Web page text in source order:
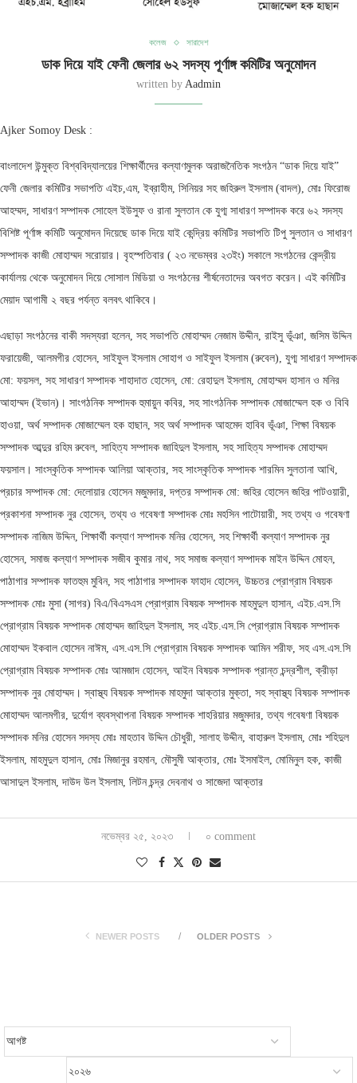
কলেজ সারাদেশ
ডাক দিয়ে যাই ফেনী জেলার ৬২ সদস্য পূর্ণাঙ্গ কমিটির অনুমোদন
written by Aadmin
Ajker Somoy Desk :
বাংলাদেশ উন্মুক্ত বিশ্ববিদ্যালয়ের শিক্ষার্থীদের কল্যাণমুলক অরাজনৈতিক সংগঠন “ডাক দিয়ে যাই”
ফেনী জেলার কমিটির সভাপতি এইচ,এম, ইব্রাহীম, সিনিয়র সহ জহিরুল ইসলাম (বাদল), মোঃ ফিরোজ
আহম্মদ, সাধারণ সম্পাদক সোহেল ইউসুফ ও রানা সুলতান কে যুগ্ম সাধারণ সম্পাদক করে ৬২ সদস্য
বিশিষ্ট পূর্ণাঙ্গ কমিটি অনুমোদন দিয়েছে ডাক দিয়ে যাই কেন্দ্রিয় কমিটির সভাপতি টিপু সুলতান ও সাধারণ
সম্পাদক কাজী মোহাম্মদ সরোয়ার। বৃহস্পতিবার ( ২৩ নভেম্বর ২৩ইং) সকালে সংগঠনের কেন্দ্রীয়
কার্যালয় থেকে অনুমোদন দিয়ে সোসাল মিডিয়া ও সংগঠনের শীর্ষনেতাদের অবগত করেন। এই কমিটির
মেয়াদ আগামী ২ বছর পর্যন্ত বলবৎ থাকিবে।
এছাড়া সংগঠনের বাকী সদস্যরা হলেন, সহ সভাপতি মোহাম্মদ নেজাম উদ্দীন, রাইসু ভূঁঞা, জসিম উদ্দিন
ফরায়েজী, আলমগীর হোসেন, সাইফুল ইসলাম সোহাগ ও সাইফুল ইসলাম (রুবেল), যুগ্ম সাধারণ সম্পাদক
মো: ফয়সল, সহ সাধারণ সম্পাদক শাহাদাত হোসেন, মো: রেহাদুল ইসলাম, মোহাম্মদ হাসান ও মনির
আহাম্মদ (ইভান)। সাংগঠনিক সম্পাদক হুমায়ুন কবির, সহ সাংগঠনিক সম্পাদক মোজাম্মেল হক ও বিবি
হাওয়া, অর্থ সম্পাদক মোজাম্মেল হক হাছান, সহ অর্থ সম্পাদক আহমেদ হাবিব ভূঁঞা, শিক্ষা বিষয়ক
সম্পাদক আব্দুর রহিম রুবেল, সাহিত্য সম্পাদক জাহিদুল ইসলাম, সহ সাহিত্য সম্পাদক মোহাম্মদ
ফয়সাল। সাংস্কৃতিক সম্পাদক আলিয়া আক্তার, সহ সাংস্কৃতিক সম্পাদক শারমিন সুলতানা আখি,
প্রচার সম্পাদক মো: দেলোয়ার হোসেন মজুমদার, দপ্তর সম্পাদক মো: জহির হোসেন জহির পাটওয়ারী,
প্রকাশনা সম্পাদক নুর হোসেন, তথ্য ও গবেষণা সম্পাদক মোঃ মহসিন পাটোয়ারী, সহ তথ্য ও গবেষণা
সম্পাদক নাজিম উদ্দিন, শিক্ষার্থী কল্যাণ সম্পাদক মনির হোসেন, সহ শিক্ষার্থী কল্যাণ সম্পাদক নুর
হোসেন, সমাজ কল্যাণ সম্পাদক সজীব কুমার নাথ, সহ সমাজ কল্যাণ সম্পাদক মাইন উদ্দিন মোহন,
পাঠাগার সম্পাদক ফাতহুম মুবিন, সহ পাঠাগার সম্পাদক ফাহাদ হোসেন, উচ্চতর প্রোগ্রাম বিষয়ক
সম্পাদক মোঃ মুসা (সাগর) বিএ/বিএসএস প্রোগ্রাম বিষয়ক সম্পাদক মাহমুদুল হাসান, এইচ.এস.সি
প্রোগ্রাম বিষয়ক সম্পাদক মোহাম্মদ জাহিদুল ইসলাম, সহ এইচ.এস.সি প্রোগ্রাম বিষয়ক সম্পাদক
মোহাম্মদ ইকবাল হোসেন নাঈম, এস.এস.সি প্রোগ্রাম বিষয়ক সম্পাদক আমিন শরীফ, সহ এস.এস.সি
প্রোগ্রাম বিষয়ক সম্পাদক মোঃ আমজাদ হোসেন, আইন বিষয়ক সম্পাদক প্রান্ত চন্দ্রশীল, ক্রীড়া
সম্পাদক নুর মোহাম্মদ। স্বাস্থ্য বিষয়ক সম্পাদক মাহমুদা আক্তার মুক্তা, সহ স্বাস্থ্য বিষয়ক সম্পাদক
মোহাম্মদ আলমগীর, দুর্যোগ ব্যবস্থাপনা বিষয়ক সম্পাদক শাহরিয়ার মজুমদার, তথ্য গবেষণা বিষয়ক
সম্পাদক মনির হোসেন সদস্য মোঃ মাহতাব উদ্দিন চৌধুরী, সালাহ উদ্দীন, বাহারুল ইসলাম, মোঃ শহিদুল
ইসলাম, মাহমুদুল হাসান, মোঃ মিজানুর রহমান, মৌসুমী আক্তার, মোঃ ইসমাইল, মোমিনুল হক, কাজী
আসাদুল ইসলাম, দাউদ উল ইসলাম, লিটন চন্দ্র দেবনাথ ও সাজেদা আক্তার
নভেম্বর ২৫, ২০২৩ ০ comment
NEWER POSTS OLDER POSTS